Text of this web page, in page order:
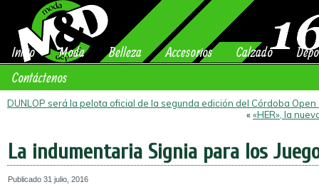
Inicio Moda Belleza Accesorios Calzado
Contáctenos
DUNLOP será la pelota oficial de la segunda edición del Córdoba Open
««HER», la
La indumentaria Signia para los
Publicado 31 julio, 2016